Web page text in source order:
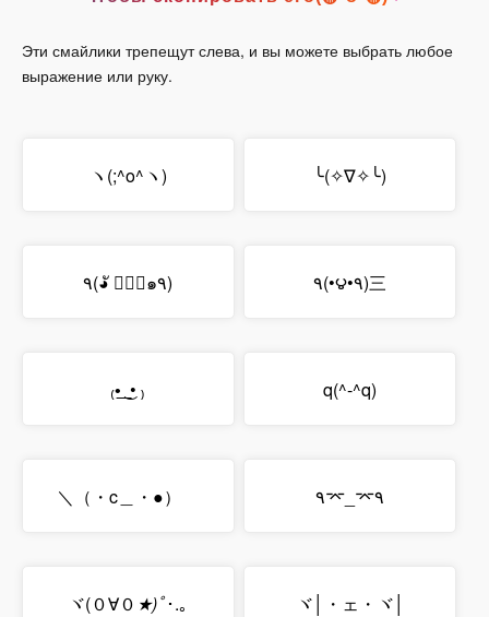
Эти смайлики трепещут слева, и вы можете выбрать любое
выражение или руку.
ヽ(;^o^ヽ) ╰(✧∇✧╰)
٩(◕ั ∀◕ั๑٩) ٩(•౪•٩)三
₍•͟ ͜ • ₎ q(^-^q)
＼（・c＿・●）ゞ ۹⌤_⌤۹
ヾ(０∀０ ★)ﾟ･.｡ ヾ│・ェ・ヾ│